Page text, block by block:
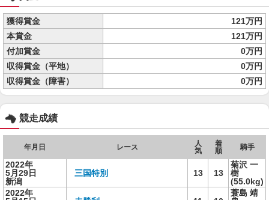
獲得賞金
121万円
本賞金
121万円
付加賞金
0万円
収得賞金（平地）
0万円
収得賞金（障害）
0万円
競走成績
年月日 レース
人
気
着
順
騎手
2022年
5月29日
新潟
三国特別 13 13
菊沢 一
樹
(55.0kg)
2022年
蓑島 靖